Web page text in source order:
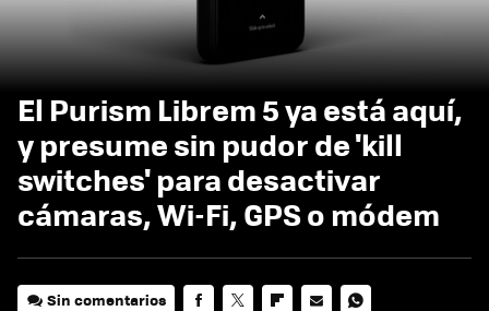
El Purism Librem 5 ya está aquí,
y presume sin pudor de 'kill
switches' para desactivar
cámaras, Wi-Fi, GPS o módem
Sin comentarios